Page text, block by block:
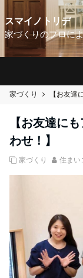
スマイノトリデ
家づくりのプロに
家づくり 【お友達
【お友達に
わせ！】
家づくり 住まい